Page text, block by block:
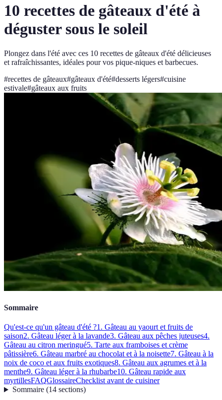
10 recettes de gâteaux d'été à
déguster sous le soleil
Plongez dans l'été avec ces 10 recettes de gâteaux d'été délicieuses
et rafraîchissantes, idéales pour vos pique-niques et barbecues.
#recettes de gâteaux#gâteaux d'été#desserts légers#cuisine
estivale#gâteaux aux fruits
Sommaire
Qu'est-ce qu'un gâteau d'été ?1. Gâteau au yaourt et fruits de
saison2. Gâteau léger à la lavande3. Gâteau aux pêches juteuses4.
Gâteau au citron meringué5. Tarte aux framboises et crème
pâtissière6. Gâteau marbré au chocolat et à la noisette7. Gâteau à la
noix de coco et aux fruits exotiques8. Gâteau aux agrumes et à la
menthe9. Gâteau léger à la rhubarbe10. Gâteau rapide aux
myrtillesFAQGlossaireChecklist avant de cuisiner
Sommaire(14 sections)